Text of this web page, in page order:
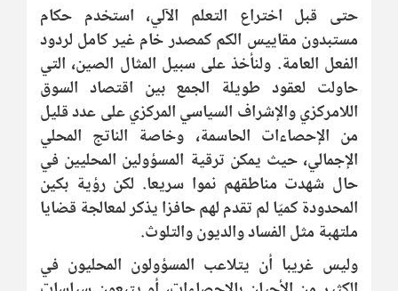
حتى قبل اختراع التعلم الآلي، استخدم حكام
مستبدون مقاييس الكم كمصدر خام غير كامل لردود
الفعل العامة. ولنأخذ على سبيل المثال الصين، التي
حاولت لعقود طويلة الجمع بين اقتصاد السوق
اللامركزي والإشراف السياسي المركزي على عدد قليل
من الإحصاءات الحاسمة، وخاصة الناتج المحلي
الإجمالي، حيث يمكن ترقية المسؤولين المحليين في
حال شهدت مناطقهم نموا سريعا. لكن رؤية بكين
المحدودة كميّا لم تقدم لهم حافزا يذكر لمعالجة قضايا
ملتهبة مثل الفساد والديون والتلوث.
وليس غريبا أن يتلاعب المسؤولون المحليون في